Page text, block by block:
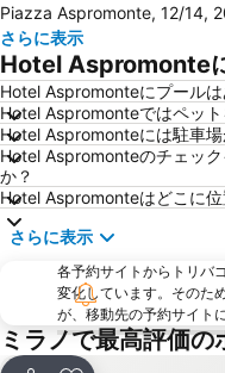
コモ湖
San Babila
フィエラミラノシティ
オーリオ・アル・セーリオ
旧市街
Stazione Milano
サンタ・マリア・デッレ・グラツィエ教会
サン シーロ
ヴィットーリオ・エマヌエーレ2世のガッレ
Naviglio Grande
Piazza Aspromonte, 12/14,
さらに表示
Hotel Aspromonte
Hotel Aspromonteにプールは
Hotel Aspromonteではペッ
Hotel Aspromonteには駐車場
Hotel Aspromonteのチェッ
か？
Hotel Aspromonteはどこに位
さらに表示
各予約サイトからトリバ
変化しています。そのた
が、移動先の予約サイト
ミラノで最高評価の